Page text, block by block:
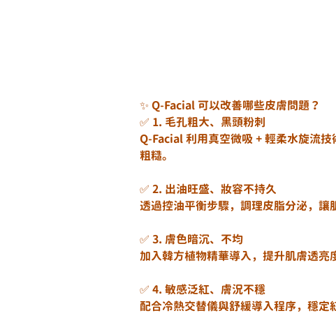
✨ Q-Facial 可以改善哪些皮膚問題？
✅ 1. 毛孔粗大、黑頭粉刺
Q-Facial 利用真空微吸 + 輕柔水旋流
粗糙。
✅ 2. 出油旺盛、妝容不持久
透過控油平衡步驟，調理皮脂分泌，讓
✅ 3. 膚色暗沉、不均
加入韓方植物精華導入，提升肌膚透亮
✅ 4. 敏感泛紅、膚況不穩
配合冷熱交替儀與舒緩導入程序，穩定